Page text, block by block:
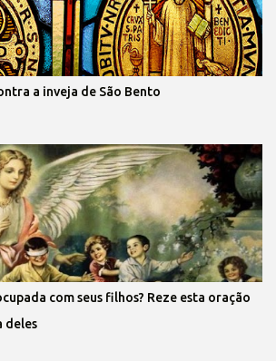
a inveja de São Bento
com seus filhos? Reze esta oração
deles